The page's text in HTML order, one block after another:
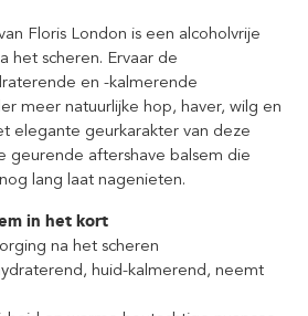
Floris London is een alcoholvrije
het scheren. Ervaar de
en -kalmerende
meer natuurlijke hop, haver, wilg en
elegante geurkarakter van deze
geurende aftershave balsem die
lang laat nagenieten.
in het kort
na het scheren
huid-kalmerend, neemt